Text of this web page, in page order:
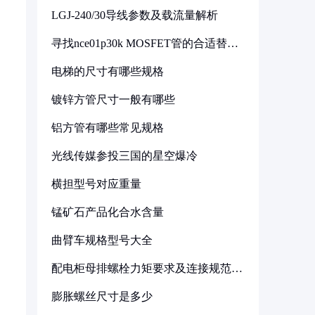
LGJ-240/30导线参数及载流量解析
寻找nce01p30k MOSFET管的合适替代
电梯的尺寸有哪些规格
镀锌方管尺寸一般有哪些
铝方管有哪些常见规格
光线传媒参投三国的星空爆冷
横担型号对应重量
锰矿石产品化合水含量
曲臂车规格型号大全
配电柜母排螺栓力矩要求及连接规范详
膨胀螺丝尺寸是多少